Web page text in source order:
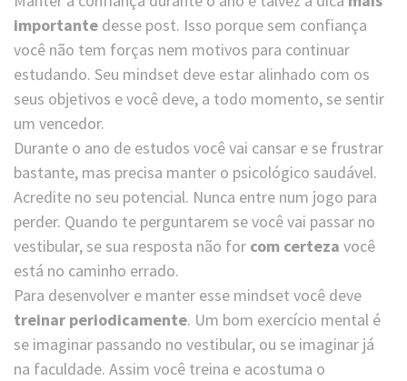
importante desse post. Isso porque sem confiança
você não tem forças nem motivos para continuar
estudando. Seu mindset deve estar alinhado com os
seus objetivos e você deve, a todo momento, se sentir
um vencedor.
Durante o ano de estudos você vai cansar e se frustrar
bastante, mas precisa manter o psicológico saudável.
Acredite no seu potencial. Nunca entre num jogo para
perder. Quando te perguntarem se você vai passar no
vestibular, se sua resposta não for com certeza você
está no caminho errado.
Para desenvolver e manter esse mindset você deve
treinar periodicamente. Um bom exercício mental é
se imaginar passando no vestibular, ou se imaginar já
na faculdade. Assim você treina e acostuma o